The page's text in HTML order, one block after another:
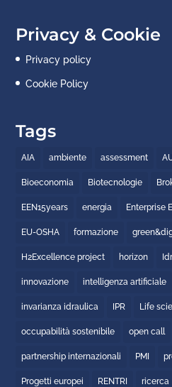
Privacy & Cookie
Privacy policy
Cookie Policy
Tags
AIA ambiente assessment
Bioeconomia Biotecnologie
EEN15years energia Enterprise
EU-OSHA formazione
H2Excellence project horizon
innovazione intelligenza artificiale
invarianza idraulica IPR Life
occupabilità sostenibile open call
partnership internazionali PMI
Progetti europei RENTRI ricerca